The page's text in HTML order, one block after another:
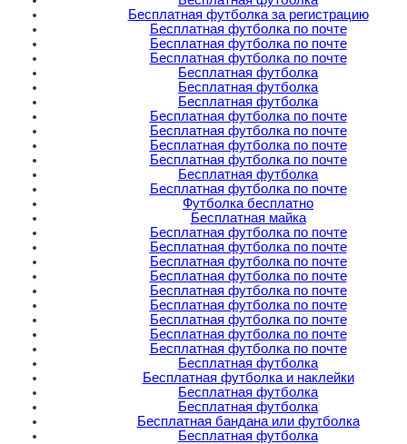
Бесплатная футболка за регистрацию
Бесплатная футболка по почте
Бесплатная футболка по почте
Бесплатная футболка по почте
Бесплатная футболка
Бесплатная футболка
Бесплатная футболка
Бесплатная футболка по почте
Бесплатная футболка по почте
Бесплатная футболка по почте
Бесплатная футболка по почте
Бесплатная футболка
Бесплатная футболка по почте
Футболка бесплатно
Бесплатная майка
Бесплатная футболка по почте
Бесплатная футболка по почте
Бесплатная футболка по почте
Бесплатная футболка по почте
Бесплатная футболка по почте
Бесплатная футболка по почте
Бесплатная футболка по почте
Бесплатная футболка по почте
Бесплатная футболка по почте
Бесплатная футболка
Бесплатная футболка и наклейки
Бесплатная футболка
Бесплатная футболка
Бесплатная бандана или футболка
Бесплатная футболка